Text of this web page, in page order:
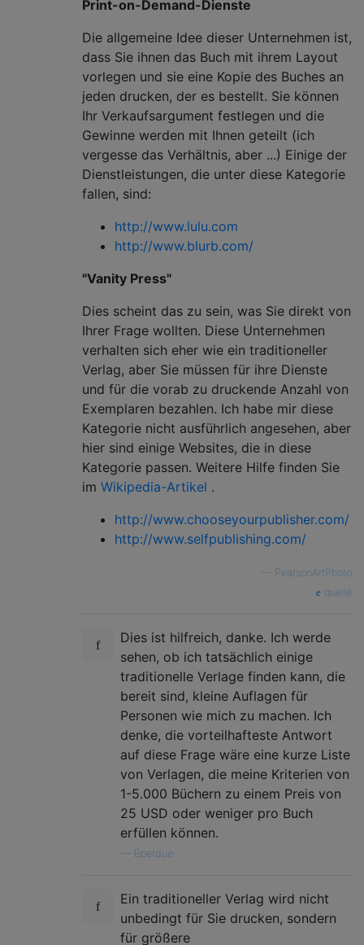
Print-on-Demand-Dienste
Die allgemeine Idee dieser Unternehmen ist,
dass Sie ihnen das Buch mit ihrem Layout
vorlegen und sie eine Kopie des Buches an
jeden drucken, der es bestellt. Sie können
Ihr Verkaufsargument festlegen und die
Gewinne werden mit Ihnen geteilt (ich
vergesse das Verhältnis, aber ...) Einige der
Dienstleistungen, die unter diese Kategorie
fallen, sind:
http://www.lulu.com
http://www.blurb.com/
"Vanity Press"
Dies scheint das zu sein, was Sie direkt von
Ihrer Frage wollten. Diese Unternehmen
verhalten sich eher wie ein traditioneller
Verlag, aber Sie müssen für ihre Dienste
und für die vorab zu druckende Anzahl von
Exemplaren bezahlen. Ich habe mir diese
Kategorie nicht ausführlich angesehen, aber
hier sind einige Websites, die in diese
Kategorie passen. Weitere Hilfe finden Sie
im Wikipedia-Artikel .
http://www.chooseyourpublisher.com/
http://www.selfpublishing.com/
PearsonArtPhoto
quelle
Dies ist hilfreich, danke. Ich werde
sehen, ob ich tatsächlich einige
traditionelle Verlage finden kann, die
bereit sind, kleine Auflagen für
Personen wie mich zu machen. Ich
denke, die vorteilhafteste Antwort
auf diese Frage wäre eine kurze Liste
von Verlagen, die meine Kriterien von
1-5.000 Büchern zu einem Preis von
25 USD oder weniger pro Buch
erfüllen können.
Bperdue
Ein traditioneller Verlag wird nicht
unbedingt für Sie drucken, sondern
für größere